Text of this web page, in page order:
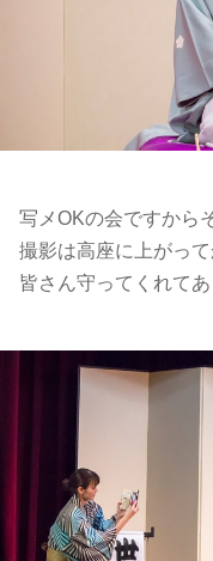
写メOKの会ですから
撮影は高座に上がって
皆さん守ってくれて